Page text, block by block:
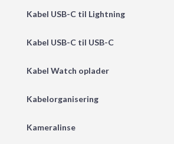
Kabel USB-C til Lightning
Kabel USB-C til USB-C
Kabel Watch oplader
Kabelorganisering
Kameralinse